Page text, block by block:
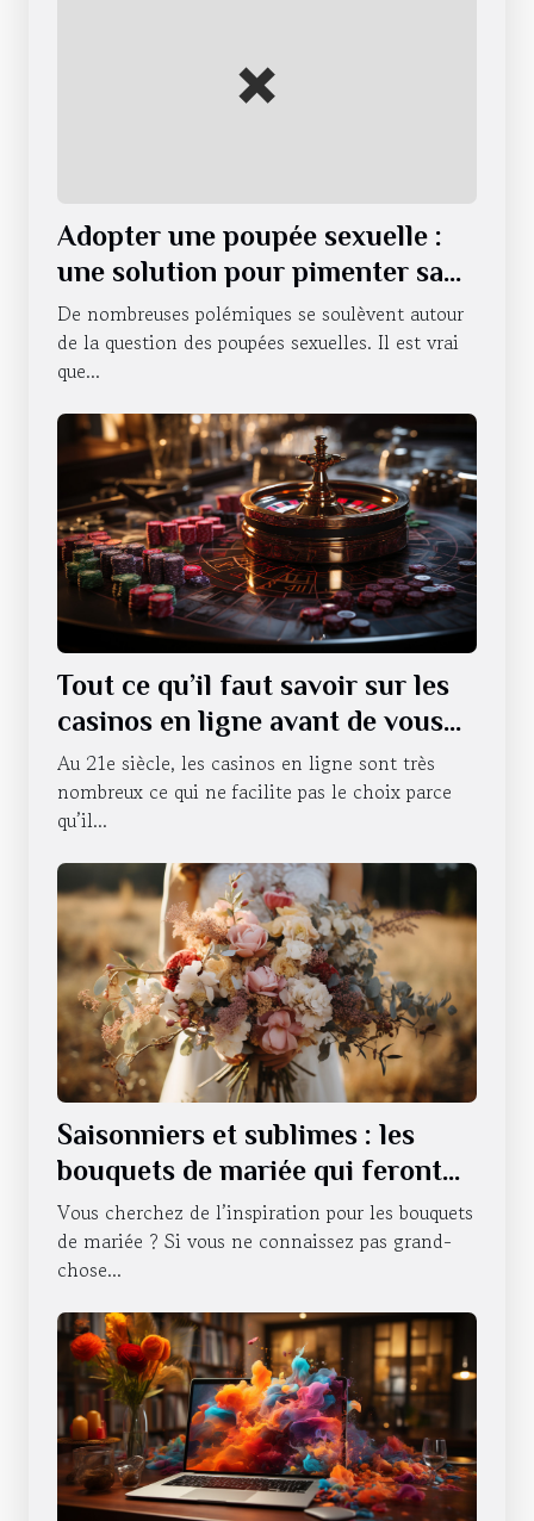
Adopter une poupée sexuelle :
une solution pour pimenter sa
vie sexuelle ?
De nombreuses polémiques se soulèvent autour
de la question des poupées sexuelles. Il est vrai
que...
Tout ce qu’il faut savoir sur les
casinos en ligne avant de vous
lancer
Au 21e siècle, les casinos en ligne sont très
nombreux ce qui ne facilite pas le choix parce
qu’il...
Saisonniers et sublimes : les
bouquets de mariée qui feront
battre votre cœur tout au long
de l'année
Vous cherchez de l’inspiration pour les bouquets
de mariée ? Si vous ne connaissez pas grand-
chose...